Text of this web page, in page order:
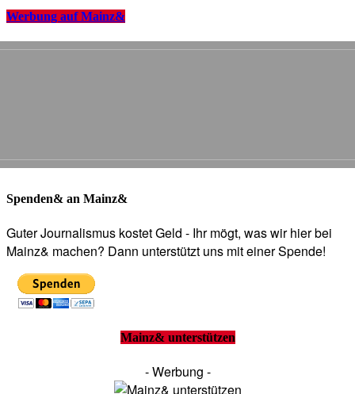
Werbung auf Mainz&
Spenden& an Mainz&
Guter Journalismus kostet Geld - Ihr mögt, was wir hier bei
Mainz& machen? Dann unterstützt uns mit einer Spende!
Mainz& unterstützen
- Werbung -